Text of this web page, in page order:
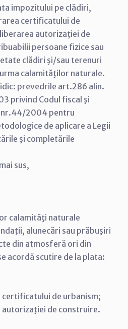
impozitului pe clădiri,
certificatului de
autorizaţiei de
persoane fizice sau
clădiri şi/sau terenuri
calamităţilor naturale.
prevedrile art.286 alin.
privind Codul fiscal şi
nr.44/2004 pentru
de aplicare a Legii
şi completările
sus,
calamităţi naturale
alunecări sau prăbuşiri
din atmosferă ori din
acordă scutire de la plata:
de urbanism;
de construire.